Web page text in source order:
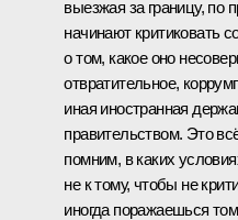
выезжая за границу, по
начинают критиковать
о том, какое оно
отвратительное,
иная иностранная
правительством. Это
помним, в каких
не к тому, чтобы не
иногда поражаешься